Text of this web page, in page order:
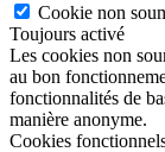
Cookie non
Toujours activé
Les cookies non
au bon
fonctionnalités de
manière anonyme.
Cookies